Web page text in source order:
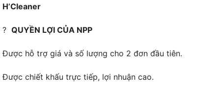
H’Cleaner
? QUYỀN LỢI CỦA NPP
Được hỗ trợ giá và số lượng cho 2 đơn đầu tiên.
Được chiết khấu trực tiếp, lợi nhuận cao.